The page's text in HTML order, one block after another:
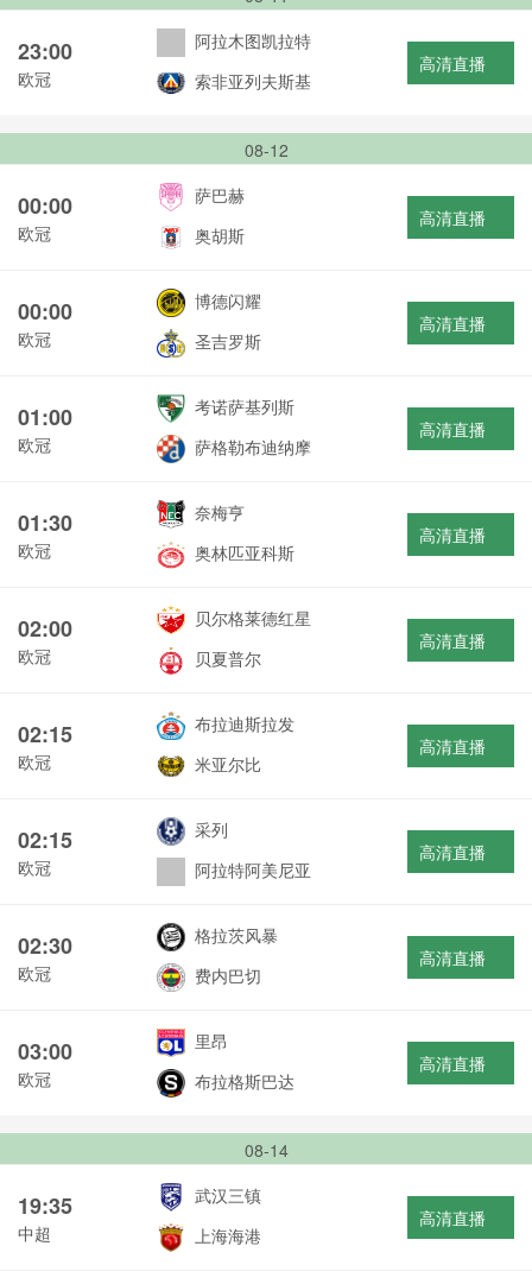
23:00
欧冠
阿拉木图凯拉特
索非亚列夫斯基
高清直播
08-12
00:00
欧冠
萨巴赫
奥胡斯
高清直播
00:00
欧冠
博德闪耀
圣吉罗斯
高清直播
01:00
欧冠
考诺萨基列斯
萨格勒布迪纳摩
高清直播
01:30
欧冠
奈梅亨
奥林匹亚科斯
高清直播
02:00
欧冠
贝尔格莱德红星
贝夏普尔
高清直播
02:15
欧冠
布拉迪斯拉发
米亚尔比
高清直播
02:15
欧冠
采列
阿拉特阿美尼亚
高清直播
02:30
欧冠
格拉茨风暴
费内巴切
高清直播
03:00
欧冠
里昂
布拉格斯巴达
高清直播
08-14
19:35
中超
武汉三镇
上海海港
高清直播